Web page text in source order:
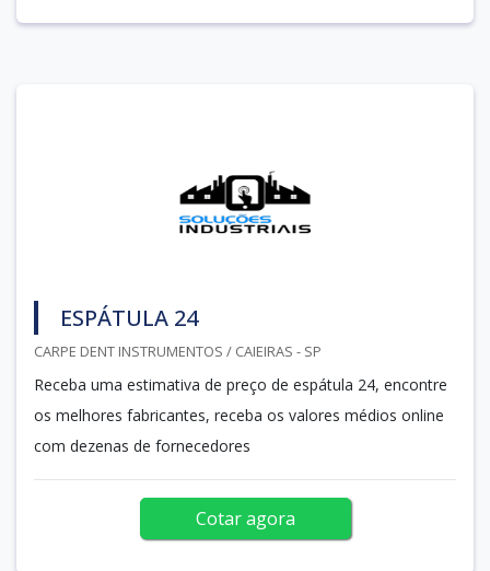
ESPÁTULA 24
CARPE DENT INSTRUMENTOS / CAIEIRAS - SP
Receba uma estimativa de preço de espátula 24, encontre
os melhores fabricantes, receba os valores médios online
com dezenas de fornecedores
Cotar agora